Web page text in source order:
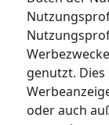
genutzt.
oder auch